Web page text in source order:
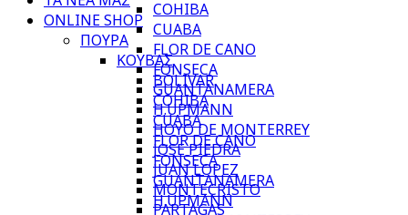
COHIBA
CUABA
FLOR DE CANO
FONSECA
GUANTANAMERA
H.UPMANN
HOYO DE MONTERREY
JOSE PIEDRA
JUAN LOPEZ
MONTECRISTO
PARTAGAS
ONLINE SHOP
ΠΟΥΡΑ
ΚΟΥΒΑΣ
BOLIVAR
COHIBA
CUABA
FLOR DE CANO
FONSECA
GUANTANAMERA
H.UPMANN